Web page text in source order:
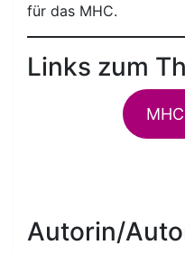
für das MHC.
Links zum
Autorin/